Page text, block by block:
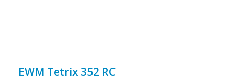
EWM Tetrix 352 RC